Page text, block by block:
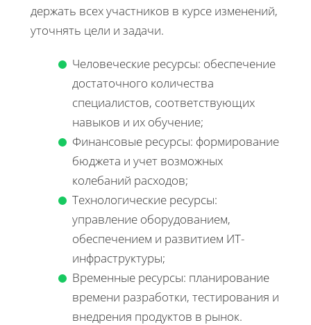
держать всех участников в курсе изменений,
уточнять цели и задачи.
Человеческие ресурсы: обеспечение
достаточного количества
специалистов, соответствующих
навыков и их обучение;
Финансовые ресурсы: формирование
бюджета и учет возможных
колебаний расходов;
Технологические ресурсы:
управление оборудованием,
обеспечением и развитием ИТ-
инфраструктуры;
Временные ресурсы: планирование
времени разработки, тестирования и
внедрения продуктов в рынок.